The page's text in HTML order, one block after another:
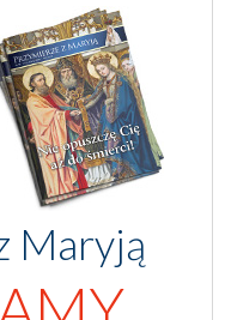
Maryją